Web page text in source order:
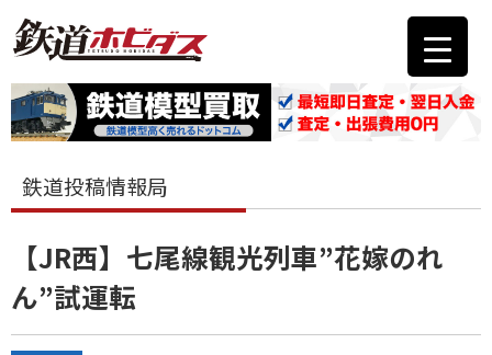
鉄道投稿情報局
【JR西】七尾線観光列車”花嫁のれ
ん”試運転